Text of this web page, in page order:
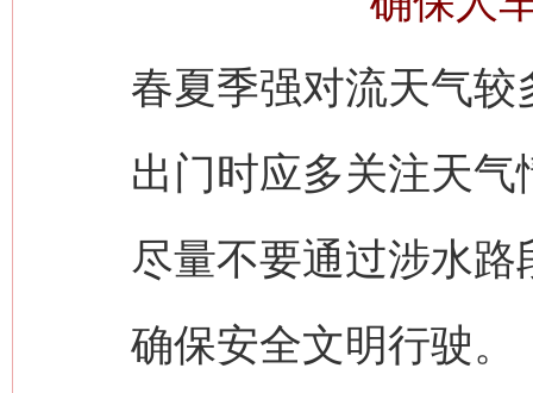
春夏季强对流天气较
出门时应多关注天气
尽量不要通过涉水路
确保安全文明行驶。